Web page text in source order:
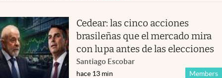
Cedear: las cinco acciones
brasileñas que el mercado mira
con lupa antes de las elecciones
Santiago Escobar
Members
hace 13 min